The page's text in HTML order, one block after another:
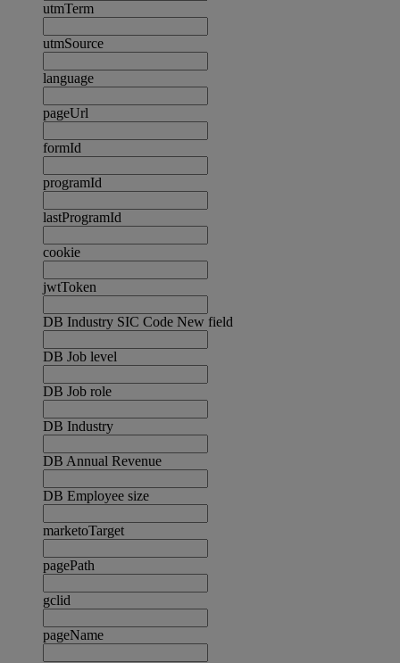
utmTerm
utmSource
language
pageUrl
formId
programId
lastProgramId
cookie
jwtToken
DB Industry SIC Code New field
DB Job level
DB Job role
DB Industry
DB Annual Revenue
DB Employee size
marketoTarget
pagePath
gclid
pageName